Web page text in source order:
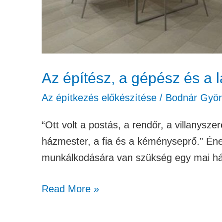
Az építész, a gépész és a
Az építkezés előkészítése / Bodnár
“Ott volt a postás, a rendőr, a
házmester, a fia és a kéményseprő.”
munkálkodására van szükség egy mai
Read More »